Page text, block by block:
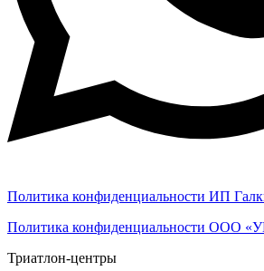
Политика конфиденциальности ИП
Политика конфиденциальности ООО
Триатлон-центры